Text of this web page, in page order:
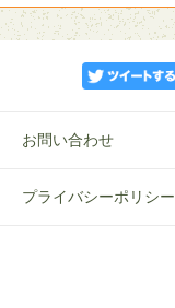
お問い合わせ
プライバシーポリシー